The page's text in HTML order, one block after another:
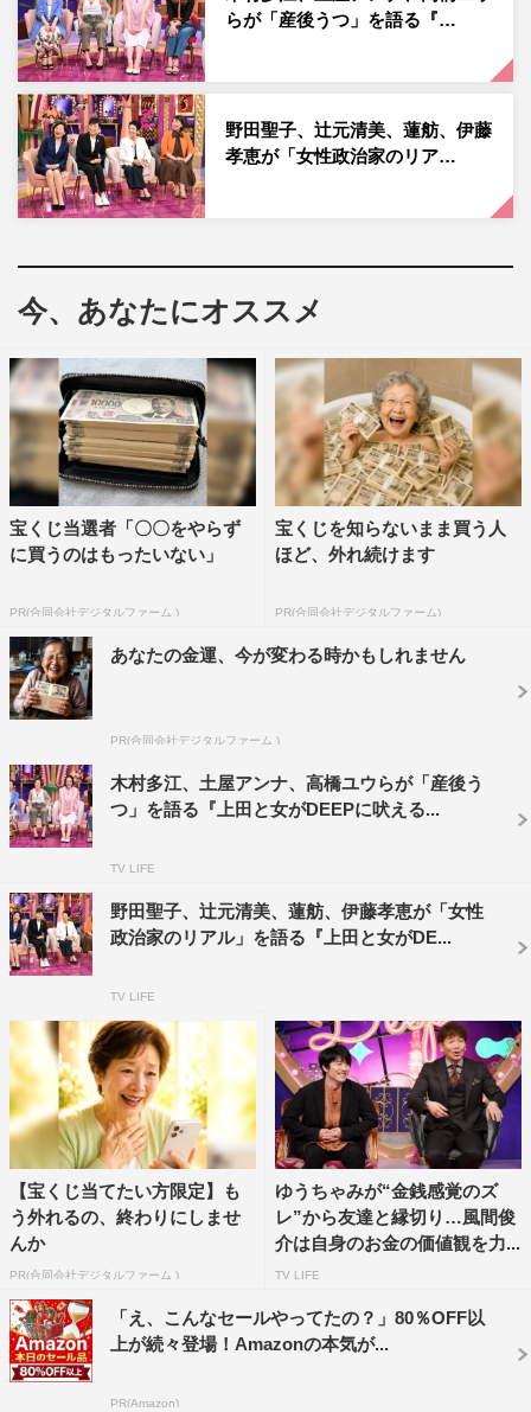
間、地球にいいことを考えるSDGsな1週間「Good For the
Planetウィーク」、通称「グップラ」を展開。今年は『明
日にちょっといいチョイス』をテーマに、ジェンダーや多
様性、教育などの視点からもSDGsを伝えていく。
『上田と女がDEEPに吠える夜 2時間SP』では、「産後う
つ」「女性政治家のリアル」「ルッキズム」の3つの視点
藤京子、バービー、ホラン千秋、LiLiCoを迎え、さらに、
ゅー）、大久保佳代子、いとうあさこ、ファーストサマー
ウイカと共にDEEPに語り合う。
容姿にコンプレックスを持つ若者の割合が、世界１位にな
ったこともある日本。そんな日本は今や、男女にかかわら
ず、見た目を気にする若者が急増中。
ムを助長する言葉が飛び交い、その傾向はますます加速。
しかし、「美しくなきゃ価値がない、みたいな考え方につ
ながってしまうところが問題」と指摘されるように、ルッ
キズムにとらわれすぎると、理想と現実のギャップに苦し
齊藤も、かつてはルッキズムにとらわれていたという。
「声が低めなので、学生時代は『しゃべらなければかわい
いのに』っていうのは言われたこともある。今は『そのギ
ャップが逆に個性になって良い』という意見をポジティブ
にとらえて過ごしているが、最初はコンプレックスがあり
ました」と打ち明ける。また、大久保も「光浦（靖子）さ
んとコンビで『ブスとブスのコンビだ』って言われて出て
きて。でもそこからブスが個性みたいに扱われて。これは
もう、今世でもらった着ぐるみだから、この中でどう戦っ
てこう、みたいなところにやっとなったので、今はコンプ
レックスはないです」と語る。
ホランは「男性女性問わず、『番組にいるだけで画面が華
やぐので』と言われると、結局、『ガワだけを求められて
いるのかな…。能力で勝負したいのに、中身で呼ばれてい
う」と明かす。これに溝端も同調し、「若い頃に言われま
した。『溝端が本当に芝居で評価されるには相当いい芝居
らが「産後うつ」を語る『…
野田聖子、辻元清美、蓮舫、伊藤
孝恵が「女性政治家のリア…
今、あなたにオススメ
宝くじ当選者「〇〇をやらず
に買うのはもったいない」
PR(合同会社デジタルファーム )
宝くじを知らないまま買う人
ほど、外れ続けます
PR(合同会社デジタルファーム)
あなたの金運、今が変わる時かもしれません
PR(合同会社デジタルファーム )
木村多江、土屋アンナ、高橋ユウらが「産後う
つ」を語る『上田と女がDEEPに吠える...
TV LIFE
野田聖子、辻元清美、蓮舫、伊藤孝恵が「女性
政治家のリアル」を語る『上田と女がDE...
TV LIFE
【宝くじ当てたい方限定】も
う外れるの、終わりにしませ
んか
PR(合同会社デジタルファーム )
ゆうちゃみが“金銭感覚のズ
レ”から友達と縁切り…風間俊
介は自身のお金の価値観を力...
TV LIFE
「え、こんなセールやってたの？」80％OFF以
上が続々登場！Amazonの本気が...
PR(Amazon)